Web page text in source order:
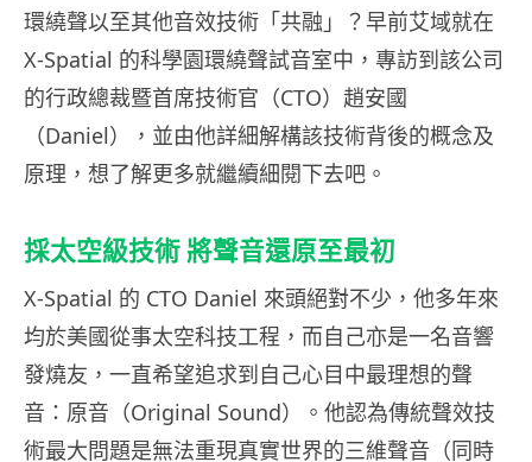
環繞聲以至其他音效技術「共融」？早前艾域就在
X-Spatial 的科學園環繞聲試音室中，專訪到該公司
的行政總裁暨首席技術官（CTO）趙安國
（Daniel），並由他詳細解構該技術背後的概念及
原理，想了解更多就繼續細閱下去吧。
採太空級技術 將聲音還原至最初
X-Spatial 的 CTO Daniel 來頭絕對不少，他多年來
均於美國從事太空科技工程，而自己亦是一名音響
發燒友，一直希望追求到自己心目中最理想的聲
音：原音（Original Sound）。他認為傳統聲效技
術最大問題是無法重現真實世界的三維聲音（同時